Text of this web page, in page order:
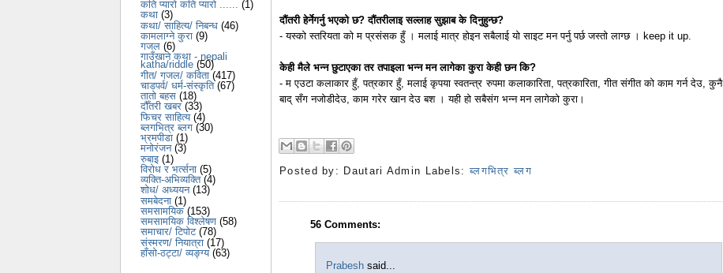
कति प्यारो कति प्यारो ...... (1)
कथा (3)
कथा/ साहित्य/ निबन्ध (46)
कामलाग्ने कुरा (9)
गजल (6)
गाउँखाने कथा - nepali
katha/riddle (50)
गीत/ गजल/ कविता (417)
चाडपर्व/ धर्म-संस्कृति (67)
तातो बहस (18)
दौँतरी खबर (33)
फिचर साहित्य (4)
ब्लगभित्र ब्लग (30)
भ्रमपीडा (1)
मनोरंजन (3)
रुबाइ (1)
विरोध र भर्त्सना (5)
व्यक्ति-अभिव्यक्ति (4)
शोध/ अध्ययन (13)
समबेदना (1)
समसामयिक (153)
समसामयिक विश्लेषण (58)
समाचार/ टिपोट (78)
संस्मरण/ नियात्रा (17)
हाँसो-ठट्टा/ व्यङ्ग्य (63)
दौंतरी हेर्नेगर्नु भएको छ? दौंतरीलाइ सल्लाह सुझाब के दिनुहुन्छ?
- यस्को स्तरियता को म प्रसंसक हुँ । मलाई मात्र होइन सबैलाई यो साइट मन पर्नु पर्छ जस्तो लाग्छ । keep it up.
केही मैले भन्न छुटाएका तर तपाइला भन्न मन लागेका कुरा केही छन कि?
- म एउटा कलाकार हुँ, पत्रकार हुँ, मलाई कृपया स्वतन्त्र रुपमा कलाकारिता, पत्रकारिता, गीत संगीत को काम गर्न देउ, कुनै
बाद् सँग नजोडीदेउ, काम गरेर खान देउ बश । यही हो सबैसंग भन्न मन लागेको कुरा।
Posted by: Dautari Admin Labels:ब्लगभित्र ब्लग
56 Comments:
Prabesh said...